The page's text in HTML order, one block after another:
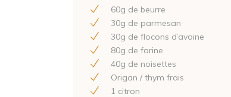
60g de beurre
30g de parmesan
30g de flocons d’avoine
80g de farine
40g de noisettes
Origan / thym frais
1 citron